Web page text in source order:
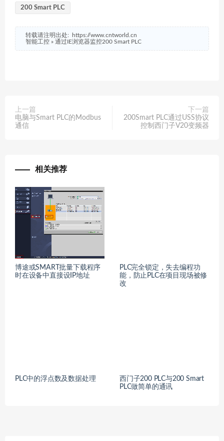
200 Smart PLC
转载请注明出处:
https://www.cntworld.cn
智能工控 » 通过IE浏览器监控200 Smart PLC
上一篇
电脑与Smart PLC的Modbus
通信
下一篇
200Smart PLC通过USS协议
控制西门子V20变频器
相关推荐
博途或SMART批量下载程序
时在设备中直接设IP地址
PLC完全锁定，失去编程功
能，防止PLC在项目现场被修
改
PLC中的浮点数及数据处理
西门子200 PLC与200 Smart
PLC做简单的通讯